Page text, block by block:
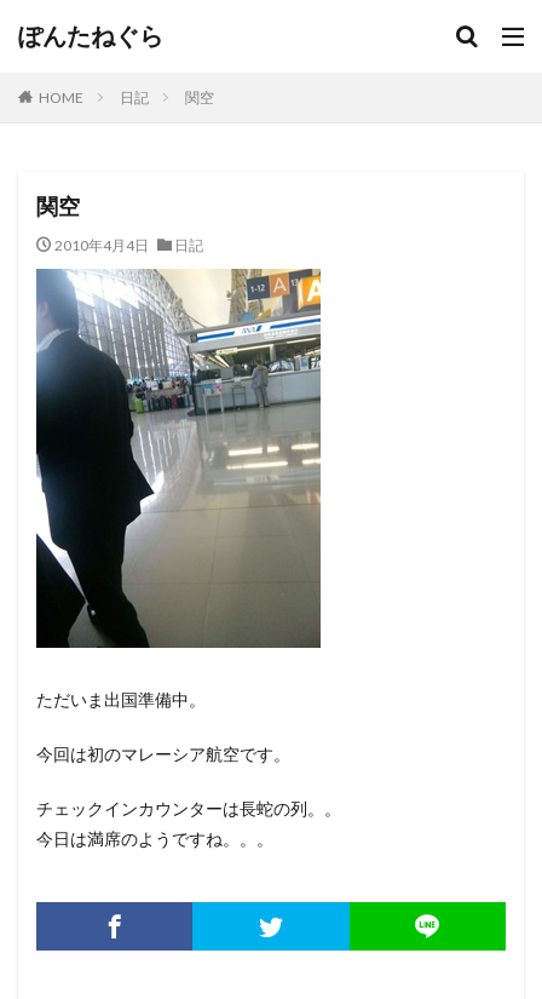
ぽんたねぐら
HOME 日記 関空
関空
2010年4月4日 日記
ただいま出国準備中。
今回は初のマレーシア航空です。
チェックインカウンターは長蛇の列。。
今日は満席のようですね。。。